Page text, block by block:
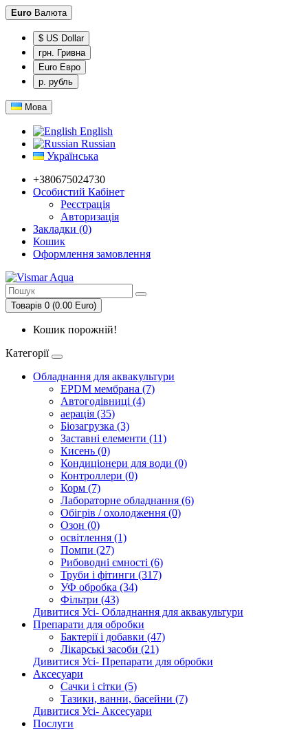
Euro Валюта
$ US Dollar
грн. Гривна
Euro Евро
р. рубль
Мова
English
Russian
Українська
+380675024730
Особистий Кабінет
Реєстрація
Авторизація
Закладки (0)
Кошик
Оформлення замовлення
Товарів 0 (0.00 Euro)
Кошик порожній!
Категорії
Обладнання для аквакультури
EPDM мембрана (7)
Автогодівниці (4)
аерація (35)
Біозагрузка (3)
Заставні елементи (11)
Кисень (0)
Кондиціонери для води (0)
Контроллери (0)
Корм (7)
Лабораторне обладнання (6)
Обігрів / охолодження (0)
Озон (0)
освітлення (1)
Помпи (27)
Рибоводні ємності (6)
Труби і фітинги (317)
УФ обробка (34)
Фільтри (43)
Дивитися Усі- Обладнання для аквакультури
Препарати для обробки
Бактерії і добавки (47)
Лікарські засоби (21)
Дивитися Усі- Препарати для обробки
Аксесуари
Сачки і сітки (5)
Тазики, ванни, басейни (7)
Дивитися Усі- Аксесуари
Послуги